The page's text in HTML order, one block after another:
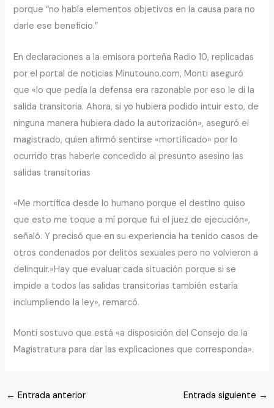
porque “no había elementos objetivos en la causa para no
darle ese beneficio.”
En declaraciones a la emisora porteña Radio 10, replicadas
por el portal de noticias Minutouno.com, Monti aseguró
que «lo que pedía la defensa era razonable por eso le di la
salida transitoria. Ahora, si yo hubiera podido intuir esto, de
ninguna manera hubiera dado la autorización», aseguró el
magistrado, quien afirmó sentirse «mortificado» por lo
ocurrido tras haberle concedido al presunto asesino las
salidas transitorias
«Me mortifica desde lo humano porque el destino quiso
que esto me toque a mí porque fui el juez de ejecución»,
señaló. Y precisó que en su experiencia ha tenido casos de
otros condenados por delitos sexuales pero no volvieron a
delinquir.»Hay que evaluar cada situación porque si se
impide a todos las salidas transitorias también estaría
inclumpliendo la ley», remarcó.
Monti sostuvo que está «a disposición del Consejo de la
Magistratura para dar las explicaciones que corresponda».
← Entrada anterior Entrada siguiente →